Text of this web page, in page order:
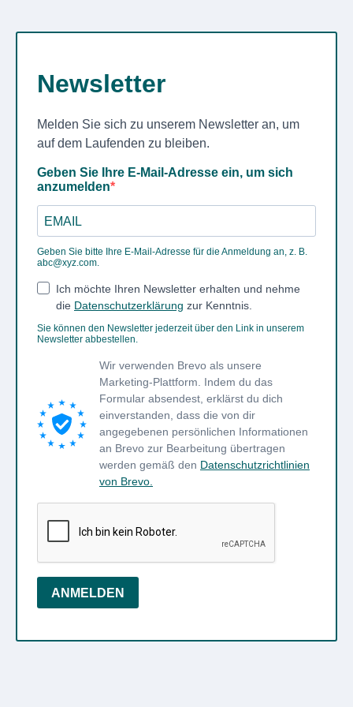
Newsletter
Melden Sie sich zu unserem Newsletter an, um
auf dem Laufenden zu bleiben.
Geben Sie Ihre E-Mail-Adresse ein, um sich
anzumelden
Geben Sie bitte Ihre E-Mail-Adresse für die Anmeldung an, z. B.
abc@xyz.com.
Ich möchte Ihren Newsletter erhalten und nehme
die Datenschutzerklärung zur Kenntnis.
Sie können den Newsletter jederzeit über den Link in unserem
Newsletter abbestellen.
Wir verwenden Brevo als unsere
Marketing-Plattform. Indem du das
Formular absendest, erklärst du dich
einverstanden, dass die von dir
angegebenen persönlichen Informationen
an Brevo zur Bearbeitung übertragen
werden gemäß den Datenschutzrichtlinien
von Brevo.
ANMELDEN